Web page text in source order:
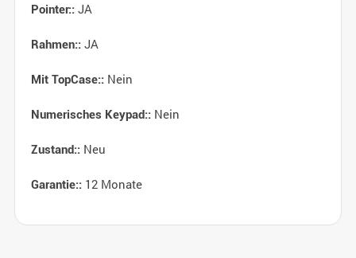
Pointer::JA
Rahmen::JA
Mit TopCase::Nein
Numerisches Keypad::Nein
Zustand::Neu
Garantie::12 Monate